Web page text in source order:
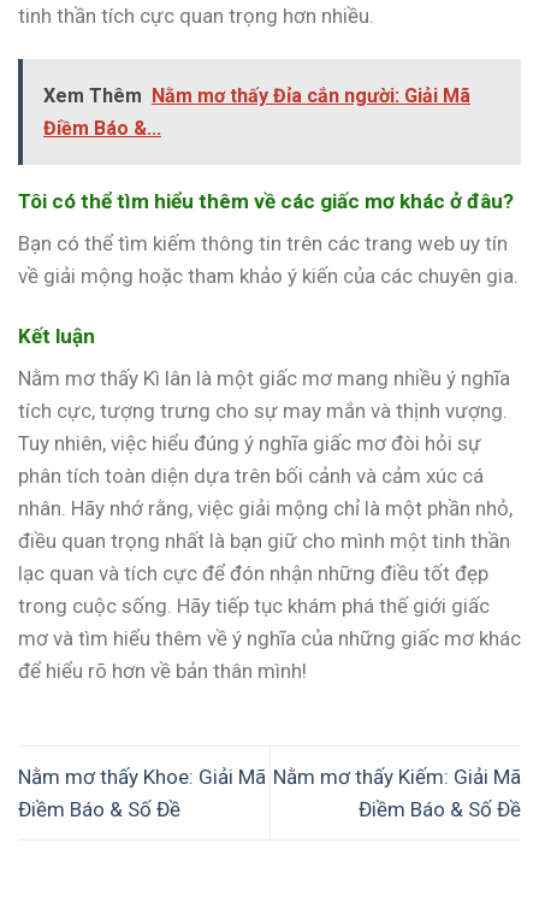
tinh thần tích cực quan trọng hơn nhiều.
Xem Thêm Nằm mơ thấy Đỉa cắn người: Giải Mã
Điềm Báo &...
Tôi có thể tìm hiểu thêm về các giấc mơ khác ở đâu?
Bạn có thể tìm kiếm thông tin trên các trang web uy tín
về giải mộng hoặc tham khảo ý kiến của các chuyên gia.
Kết luận
Nằm mơ thấy Kì lân là một giấc mơ mang nhiều ý nghĩa
tích cực, tượng trưng cho sự may mắn và thịnh vượng.
Tuy nhiên, việc hiểu đúng ý nghĩa giấc mơ đòi hỏi sự
phân tích toàn diện dựa trên bối cảnh và cảm xúc cá
nhân. Hãy nhớ rằng, việc giải mộng chỉ là một phần nhỏ,
điều quan trọng nhất là bạn giữ cho mình một tinh thần
lạc quan và tích cực để đón nhận những điều tốt đẹp
trong cuộc sống. Hãy tiếp tục khám phá thế giới giấc
mơ và tìm hiểu thêm về ý nghĩa của những giấc mơ khác
để hiểu rõ hơn về bản thân mình!
Nằm mơ thấy Khoe: Giải Mã
Điềm Báo & Số Đề
Nằm mơ thấy Kiếm: Giải Mã
Điềm Báo & Số Đề